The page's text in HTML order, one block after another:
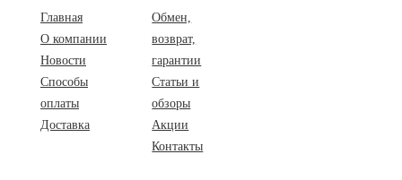
Главная
О компании
Новости
Способы
оплаты
Доставка
Обмен,
возврат,
гарантии
Статьи и
обзоры
Акции
Контакты